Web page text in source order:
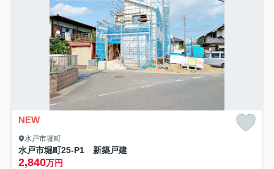
NEW
水戸市堀町
水戸市堀町25-P1 新築戸建
2,840万円